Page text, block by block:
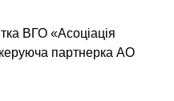
ВГО «Асоціація
керуюча партнерка АО